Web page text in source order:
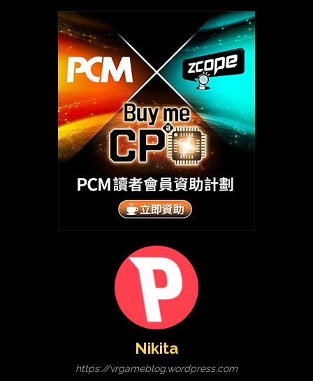
Nikita
https://vrgameblog.wordpress.com